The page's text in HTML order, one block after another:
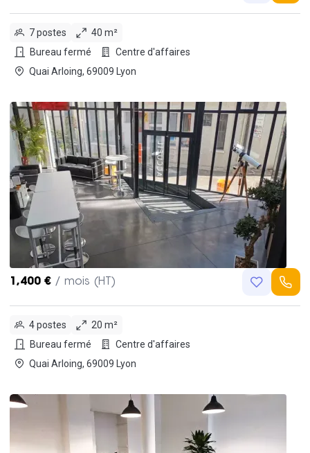
7 postes
40 m²
Bureau fermé
Centre d'affaires
Quai Arloing, 69009 Lyon
1,400 € / mois (HT)
4 postes
20 m²
Bureau fermé
Centre d'affaires
Quai Arloing, 69009 Lyon